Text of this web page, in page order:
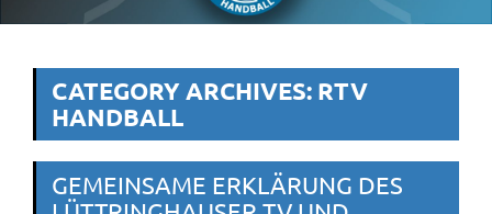
CATEGORY ARCHIVES: RTV
HANDBALL
GEMEINSAME ERKLÄRUNG DES